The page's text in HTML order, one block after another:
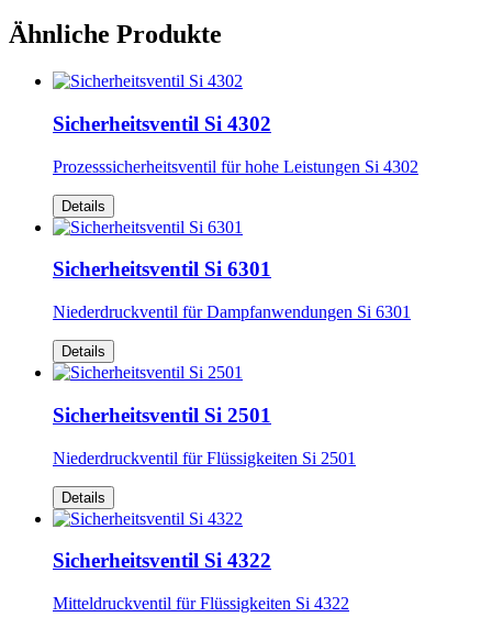
Ähnliche Produkte
Sicherheitsventil Si 4302
Prozesssicherheitsventil für hohe Leistungen Si 4302
Details
Sicherheitsventil Si 6301
Niederdruckventil für Dampfanwendungen Si 6301
Details
Sicherheitsventil Si 2501
Niederdruckventil für Flüssigkeiten Si 2501
Details
Sicherheitsventil Si 4322
Mitteldruckventil für Flüssigkeiten Si 4322